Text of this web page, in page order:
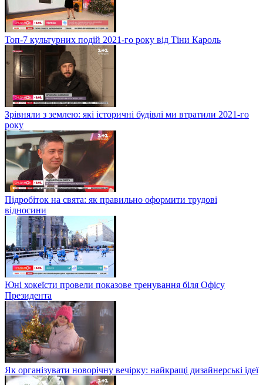
Топ-7 культурних подій 2021-го року від Тіни Кароль
Зрівняли з землею: які історичні будівлі ми втратили 2021-го
року
Підробіток на свята: як правильно оформити трудові
відносини
Юні хокеїсти провели показове тренування біля Офісу
Президента
Як організувати новорічну вечірку: найкращі дизайнерські ідеї